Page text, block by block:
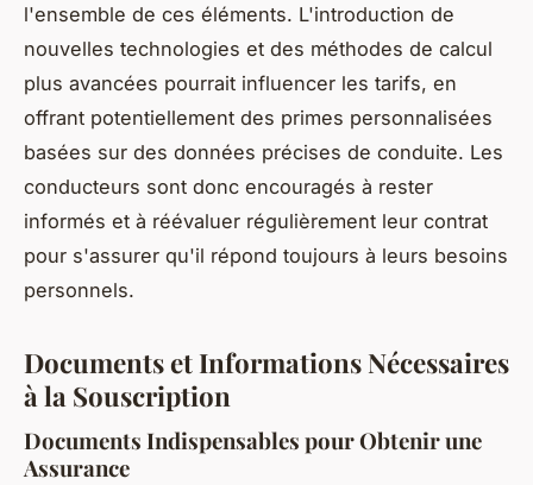
l'ensemble de ces éléments. L'introduction de
nouvelles technologies et des méthodes de calcul
plus avancées pourrait influencer les tarifs, en
offrant potentiellement des primes personnalisées
basées sur des données précises de conduite. Les
conducteurs sont donc encouragés à rester
informés et à réévaluer régulièrement leur contrat
pour s'assurer qu'il répond toujours à leurs besoins
personnels.
Documents et Informations Nécessaires
à la Souscription
Documents Indispensables pour Obtenir une
Assurance